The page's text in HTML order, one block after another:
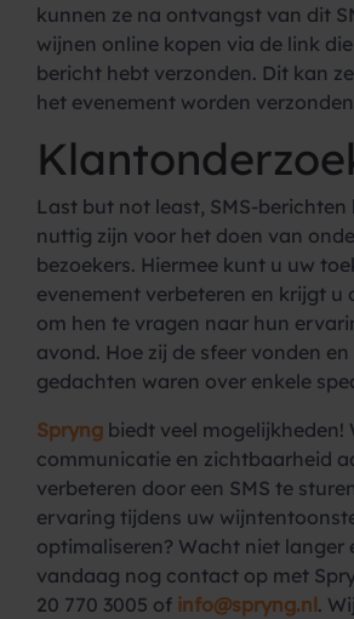
kunnen ze na ontvangst van dit
wijnen online kopen via de link
bericht hebt verzonden. Dit kan
het evenement worden
Last but not least, SMS-berichten
nuttig zijn voor het doen van
bezoekers. Hiermee kunt u uw
evenement verbeteren en krijgt u
om hen te vragen naar hun
avond. Hoe zij de sfeer vonden
gedachten waren over enkele
Spryng biedt veel mogelijkheden!
communicatie en zichtbaarheid
verbeteren door een SMS te
ervaring tijdens uw
optimaliseren? Wacht niet langer
vandaag nog contact op met
20 770 3005 of info@spryng.nl.